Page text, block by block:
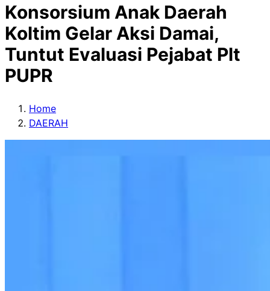
Konsorsium Anak Daerah
Koltim Gelar Aksi Damai,
Tuntut Evaluasi Pejabat Plt
PUPR
Home
DAERAH